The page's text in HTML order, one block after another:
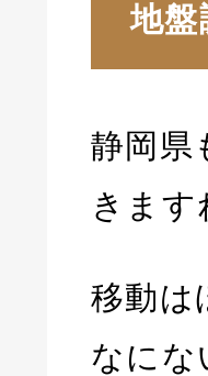
地盤
静岡県
きます
移動は
なにな